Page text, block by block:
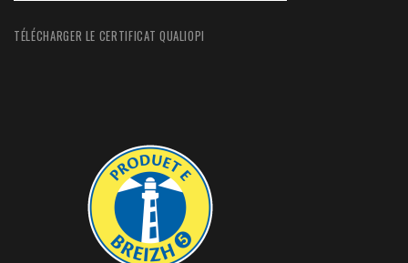
TÉLÉCHARGER LE CERTIFICAT QUALIOPI